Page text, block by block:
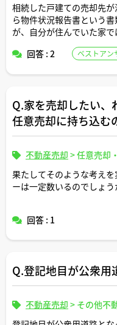
相続した戸建ての売却先
ら物件状況報告書という
が、自分が住んでいた家
かりません。
いい加減なことを記入し
るようなリスクは負いたく
てもよろしいでしょうか。
回答 : 2 ベストアン
Q.家を売却したい、
任意売却に持ち込む
不動産売却 >任意売却
果たしてそのような考え
ーは一定数いるのでしょう
回答 : 1
Q.登記地目が公衆用
不動産売却 > その他不